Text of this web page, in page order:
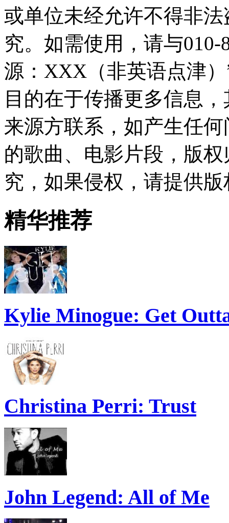
或单位未经允许不得非
究。如需使用，请与010-
源：XXX（非英语点津
目的在于传播更多信息
来源方联系，如产生任
的歌曲、电影片段，版
究，如果侵权，请提供
精华推荐
Kylie Minogue: Get
Christina Perri: Trust
John Legend: All of Me